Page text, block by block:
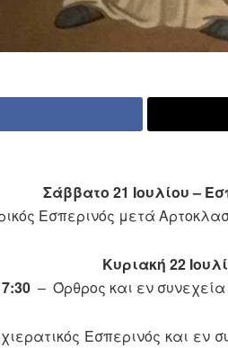
Σάββατο 21 Ιουλίου –
Εσπερινός μετά
Κυριακή 22
– Όρθρος και εν συνεχεία
Εσπερινός και